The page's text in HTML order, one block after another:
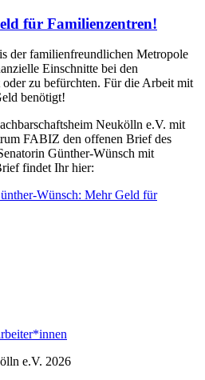
für Familienzentren!
der familienfreundlichen Metropole
Einschnitte bei den
zu befürchten. Für die Arbeit mit
benötigt!
Neukölln e.V. mit
FABIZ den offenen Brief des
Günther-Wünsch mit
findet Ihr hier:
Wünsch: Mehr Geld für
e.V. 2026